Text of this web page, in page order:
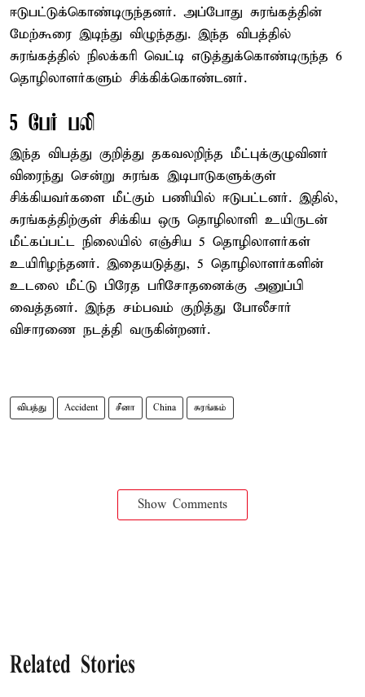
ஈடுபட்டுக்கொண்டிருந்தனர். அப்போது சுரங்கத்தின்
மேற்கூரை இடிந்து விழுந்தது. இந்த விபத்தில்
சுரங்கத்தில் நிலக்கரி வெட்டி எடுத்துக்கொண்டிருந்த 6
தொழிலாளர்களும் சிக்கிக்கொண்டனர்.
5 பேர் பலி
இந்த விபத்து குறித்து தகவலறிந்த மீட்புக்குழுவினர்
விரைந்து சென்று சுரங்க இடிபாடுகளுக்குள்
சிக்கியவர்களை மீட்கும் பணியில் ஈடுபட்டனர். இதில்,
சுரங்கத்திற்குள் சிக்கிய ஒரு தொழிலாளி உயிருடன்
மீட்கப்பட்ட நிலையில் எஞ்சிய 5 தொழிலாளர்கள்
உயிரிழந்தனர். இதையடுத்து, 5 தொழிலாளர்களின்
உடலை மீட்டு பிரேத பரிசோதனைக்கு அனுப்பி
வைத்தனர். இந்த சம்பவம் குறித்து போலீசார்
விசாரணை நடத்தி வருகின்றனர்.
விபத்து Accident சீனா China சுரங்கம்
Show Comments
Related Stories